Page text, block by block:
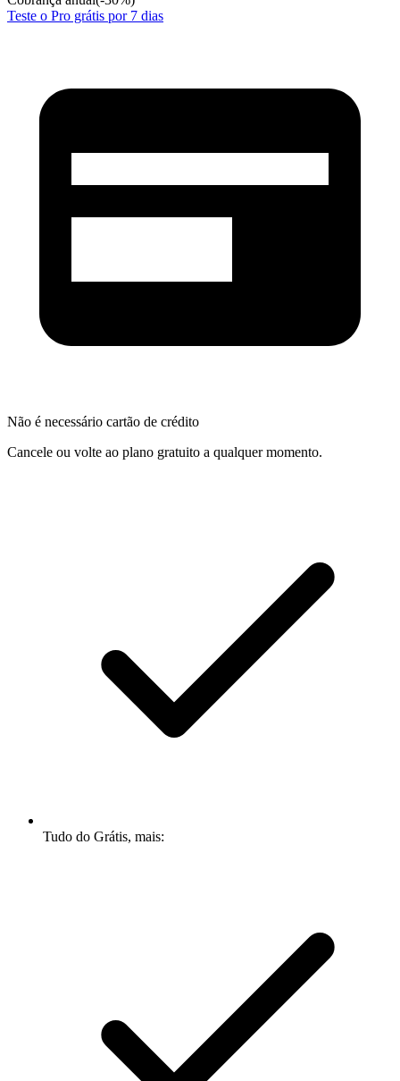
Teste o Pro grátis por 7 dias
Não é necessário cartão de crédito
Cancele ou volte ao plano gratuito a qualquer momento.
Tudo do Grátis, mais: